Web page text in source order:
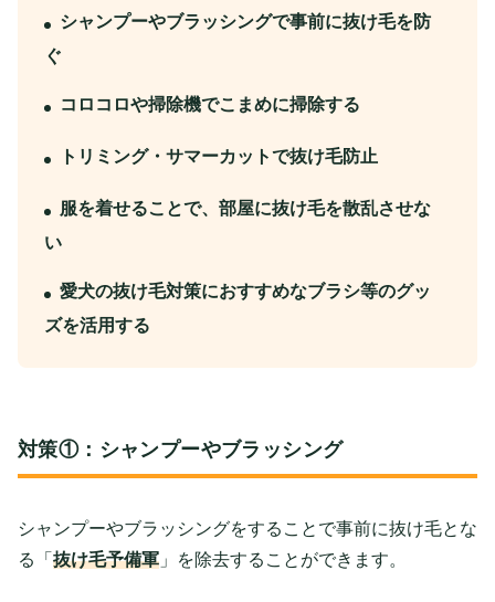
シャンプーやブラッシングで事前に抜け毛を防
ぐ
コロコロや掃除機でこまめに掃除する
トリミング・サマーカットで抜け毛防止
服を着せることで、部屋に抜け毛を散乱させな
い
愛犬の抜け毛対策におすすめなブラシ等のグッ
ズを活用する
対策①：シャンプーやブラッシング
シャンプーやブラッシングをすることで事前に抜け毛とな
る「 抜け毛予備軍 」を除去することができます。